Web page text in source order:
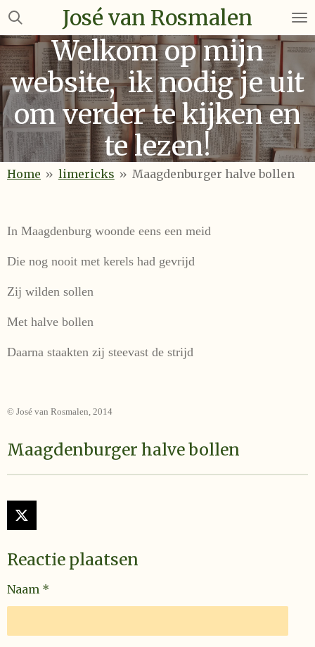
Ga
naar
de
hoofdinhoud
José van Rosmalen
Welkom op mijn
website, ik nodig je uit
om verder te kijken en
te lezen!
Home » limericks » Maagdenburger halve bollen
In Maagdenburg woonde eens een meid
Die nog nooit met kerels had gevrijd
Zij wilden sollen
Met halve bollen
Daarna staakten zij steevast de strijd
© José van Rosmalen, 2014
Maagdenburger halve bollen
X
Reactie plaatsen
Naam *